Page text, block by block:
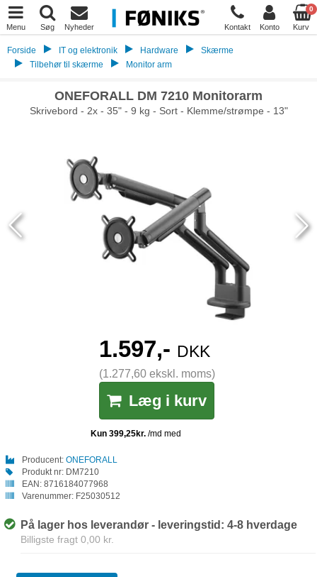
Menu Søg Nyheder Kontakt Konto
0
Kurv
Forside IT og elektronik Hardware
Skærme
Tilbehør til skærme
Monitor arm
ONEFORALL DM 7210 Monitorarm
Skrivebord - 2x - 35" - 9 kg - Sort - Klemme/strømpe - 13"
1.597,- DKK
(1.277,60 ekskl. moms)
Læg i kurv
Producent: ONEFORALL
Produkt nr: DM7210
EAN: 8716184077968
Varenummer: F25030512
På lager hos leverandør - leveringstid: 4-8 hverdage
Billigste fragt 0,00 kr.